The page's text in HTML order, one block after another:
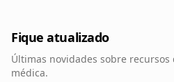
Fique atualizado
Últimas novidades sobre recursos
médica.